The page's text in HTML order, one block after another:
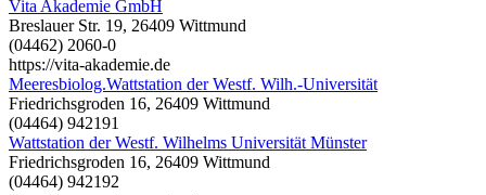
Vita Akademie GmbH
Breslauer Str. 19, 26409 Wittmund
(04462) 2060-0
https://vita-akademie.de
Meeresbiolog.Wattstation der Westf. Wilh.-Universität
Friedrichsgroden 16, 26409 Wittmund
(04464) 942191
Wattstation der Westf. Wilhelms Universität Münster
Friedrichsgroden 16, 26409 Wittmund
(04464) 942192